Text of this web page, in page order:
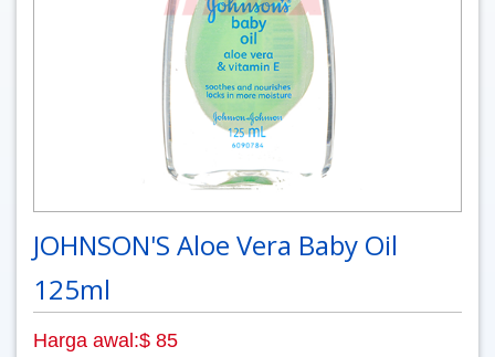
JOHNSON'S Aloe Vera Baby Oil
125ml
Harga awal:$ 85